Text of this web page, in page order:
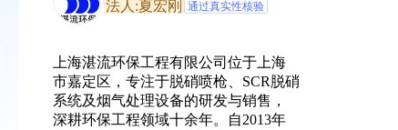
法人:夏宏刚
通过真实性核验
上海湛流环保工程有限公司位于上海
市嘉定区，专注于脱硝喷枪、SCR脱硝
系统及烟气处理设备的研发与销售，
深耕环保工程领域十余年。自2013年